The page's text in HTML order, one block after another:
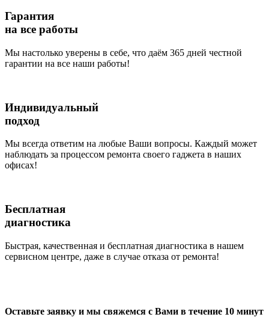
Гарантия
на все работы
Мы настолько уверены в себе, что даём 365 дней честной
гарантии на все наши работы!
Индивидуальный
подход
Мы всегда ответим на любые Ваши вопросы. Каждый может
наблюдать за процессом ремонта своего гаджета в наших
офисах!
Бесплатная
диагностика
Быстрая, качественная и бесплатная диагностика в нашем
сервисном центре, даже в случае отказа от ремонта!
Оставьте заявку и мы свяжемся с Вами в течение 10 минут